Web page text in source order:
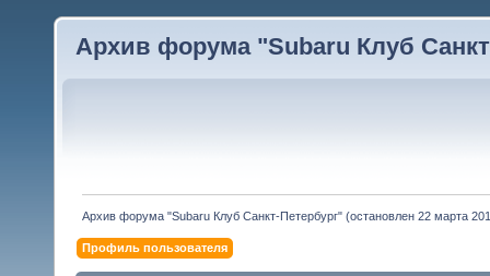
Архив форума "Subaru Клуб
Архив форума "Subaru Клуб Санкт-Петербург" (остановлен 22 марта
Профиль пользователя